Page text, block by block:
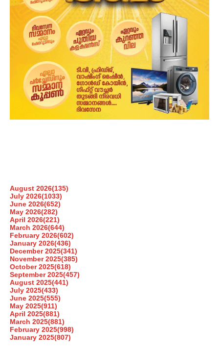
August 2026(135)
July 2026(1033)
June 2026(652)
May 2026(282)
April 2026(221)
March 2026(644)
February 2026(602)
January 2026(436)
December 2025(341)
November 2025(385)
October 2025(618)
September 2025(457)
August 2025(441)
July 2025(433)
June 2025(555)
May 2025(911)
April 2025(881)
March 2025(881)
February 2025(998)
January 2025(807)